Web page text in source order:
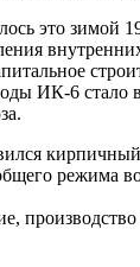
это зимой
ИК-6 стало
режима